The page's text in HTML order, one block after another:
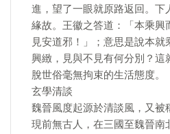
進，望了一眼就原路返回。下
緣故。王徽之答道：「本乘興
見安道邪！」；意思是說本就
興緻，見與不見有何分別？這
脫世俗毫無拘束的生活態度。
玄學清談
魏晉風度起源於清談風，又被
現前無古人，在三國至魏晉南